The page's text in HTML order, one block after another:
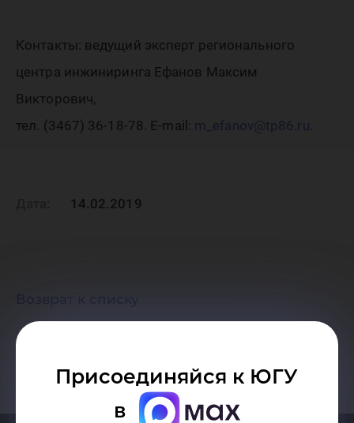
Присоединяйся к ЮГУ
в
Контакты: ведущий эксперт регионального
центра инжиниринга Ефанов Максим
Викторович,
тел. (3467) 36-18-78. E-mail: m_efanov@tp86.ru.
14.02.2019
Возврат к списку